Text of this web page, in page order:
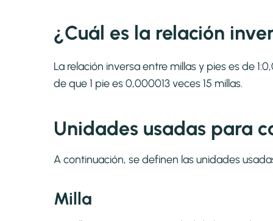
¿Cuál es la relación
La relación inversa entre millas y pies es de
de que 1 pie es 0,000013 veces 15 millas.
Unidades usadas para
A continuación, se definen las unidades
Milla